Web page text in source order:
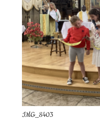
IMG_8403